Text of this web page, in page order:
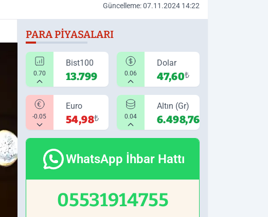
Güncelleme: 07.11.2024 14:22
PARA PIYASALARI
0.70
Bist100
13.799 0.06
Dolar
47,60₺
-0.05
Euro
54,98₺ 0.04
Altın (Gr)
6.498,76
WhatsApp İhbar Hattı
05531914755